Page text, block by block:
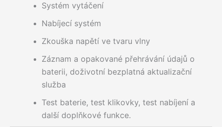
Systém vytáčení
Nabíjecí systém
Zkouška napětí ve tvaru vlny
Záznam a opakované přehrávání údajů o
baterii, doživotní bezplatná aktualizační
služba
Test baterie, test klikovky, test nabíjení a
další doplňkové funkce.